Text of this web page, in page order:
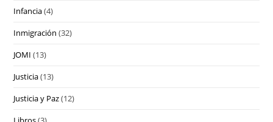
Infancia(4)
Inmigración (32)
JOMI (13)
Justicia(13)
Justicia y Paz(12)